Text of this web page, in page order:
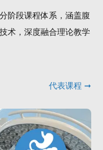
阶段课程体系，涵盖腹
术，深度融合理论教学
代表课程 ➞